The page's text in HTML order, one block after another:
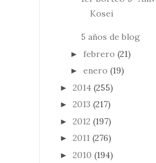
Kosei
5 años de blog
► febrero (21)
► enero (19)
► 2014 (255)
► 2013 (217)
► 2012 (197)
► 2011 (276)
► 2010 (194)